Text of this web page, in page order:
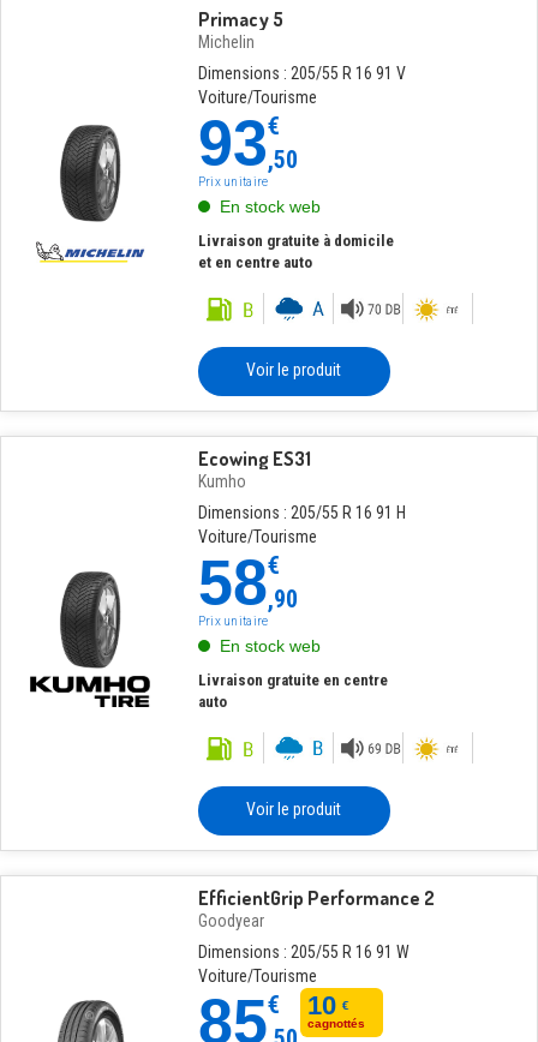
Primacy 5
Michelin
Dimensions : 205/55 R 16 91 V
Voiture/Tourisme
93€
,50
Prix unitaire
En stock web
Livraison gratuite à domicile
et en centre auto
Voir le produit
Ecowing ES31
Kumho
Dimensions : 205/55 R 16 91 H
Voiture/Tourisme
58€
,90
Prix unitaire
En stock web
Livraison gratuite en centre
auto
Voir le produit
EfficientGrip Performance 2
Goodyear
Dimensions : 205/55 R 16 91 W
Voiture/Tourisme
85€
10 €
cagnottés